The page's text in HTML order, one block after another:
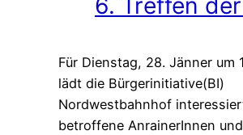
Für Dienstag, 28. Jänner um
lädt die Bürgerinitiative(BI)
Nordwestbahnhof
betroffene AnrainerInnen und